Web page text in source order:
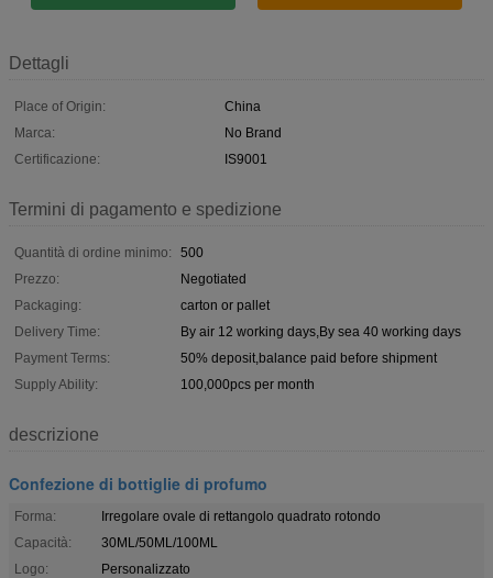
Dettagli
Place of Origin:
China
Marca:
No Brand
Certificazione:
IS9001
Termini di pagamento e spedizione
Quantità di ordine minimo:
500
Prezzo:
Negotiated
Packaging:
carton or pallet
Delivery Time:
By air 12 working days,By sea 40 working days
Payment Terms:
50% deposit,balance paid before shipment
Supply Ability:
100,000pcs per month
descrizione
Confezione di bottiglie di profumo
Forma:
Irregolare ovale di rettangolo quadrato rotondo
Capacità:
30ML/50ML/100ML
Logo:
Personalizzato